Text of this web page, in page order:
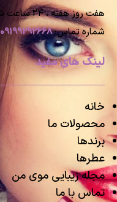
هفت روز هفته ، ۲۴ ساعت شبانه‌روز پاسخگوی شما هستیم
شماره تماس:09199292668
لینک های مفید
خانه
محصولات ما
برندها
عطرها
مجله زیبایی موی من
تماس با ما